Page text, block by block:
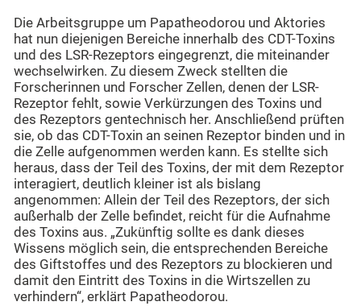
Die Arbeitsgruppe um Papatheodorou und Aktories
hat nun diejenigen Bereiche innerhalb des CDT-Toxins
und des LSR-Rezeptors eingegrenzt, die miteinander
wechselwirken. Zu diesem Zweck stellten die
Forscherinnen und Forscher Zellen, denen der LSR-
Rezeptor fehlt, sowie Verkürzungen des Toxins und
des Rezeptors gentechnisch her. Anschließend prüften
sie, ob das CDT-Toxin an seinen Rezeptor binden und in
die Zelle aufgenommen werden kann. Es stellte sich
heraus, dass der Teil des Toxins, der mit dem Rezeptor
interagiert, deutlich kleiner ist als bislang
angenommen: Allein der Teil des Rezeptors, der sich
außerhalb der Zelle befindet, reicht für die Aufnahme
des Toxins aus. „Zukünftig sollte es dank dieses
Wissens möglich sein, die entsprechenden Bereiche
des Giftstoffes und des Rezeptors zu blockieren und
damit den Eintritt des Toxins in die Wirtszellen zu
verhindern“, erklärt Papatheodorou.